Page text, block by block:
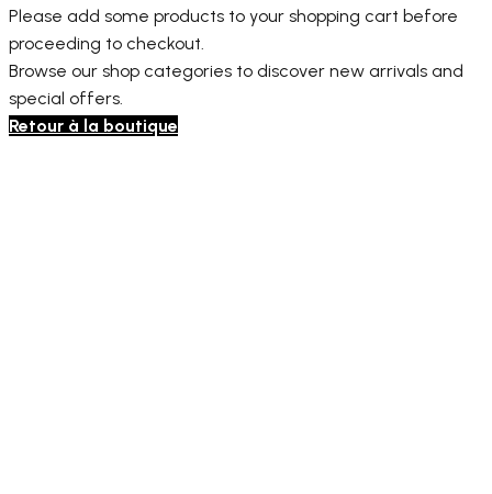
Please add some products to your shopping cart before
proceeding to checkout.
Browse our shop categories to discover new arrivals and
special offers.
Retour à la boutique